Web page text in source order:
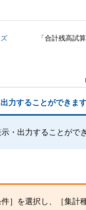
「合計残高試
力することができます
・出力することがで
］を選択し、［集